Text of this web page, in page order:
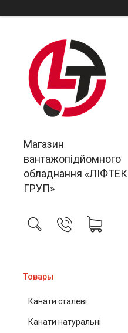
Магазин
вантажопідйомного
обладнання «ЛІФТЕК
ГРУП»
Товары
Канати сталеві
Канати натуральні